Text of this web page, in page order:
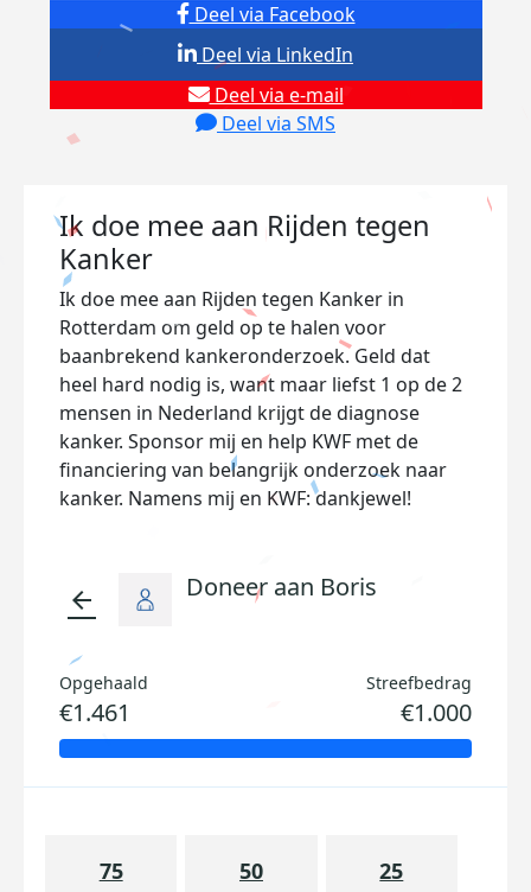
Deel via Facebook
Deel via e-mail
Deel via SMS
Deel via LinkedIn
Ik doe mee aan Rijden tegen
Kanker
Ik doe mee aan Rijden tegen Kanker in
Rotterdam om geld op te halen voor
baanbrekend kankeronderzoek. Geld dat
heel hard nodig is, want maar liefst 1 op de 2
mensen in Nederland krijgt de diagnose
kanker. Sponsor mij en help KWF met de
financiering van belangrijk onderzoek naar
kanker. Namens mij en KWF: dankjewel!
arrow_back Doneer aan Boris
Opgehaald
€1.461
Streefbedrag
€1.000
75 50 25